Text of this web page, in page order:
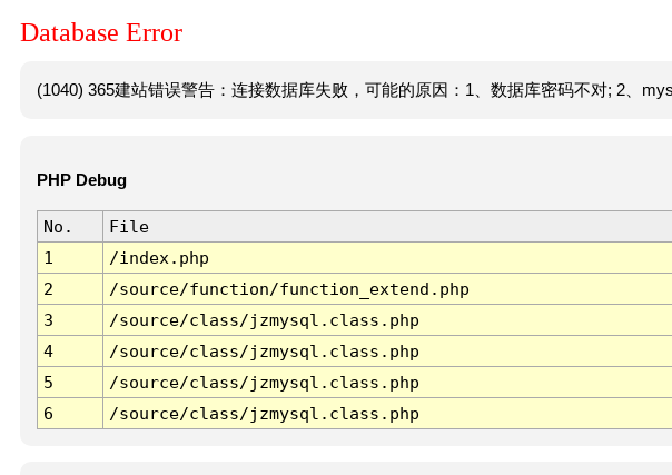
Database Error
(1040) 365建站错误警告：连接数据库失败，可能的原因：1、数据库密码不对; 2、
PHP Debug
No. File
1
/index.php
2
/source/function/function_extend.php
3
/source/class/jzmysql.class.php
4
/source/class/jzmysql.class.php
5
/source/class/jzmysql.class.php
6
/source/class/jzmysql.class.php